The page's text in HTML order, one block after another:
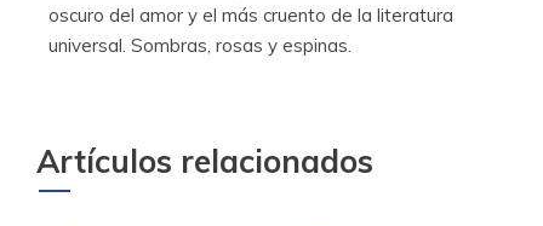
oscuro del amor y el más cruento de la literatura
universal. Sombras, rosas y espinas.
Artículos relacionados